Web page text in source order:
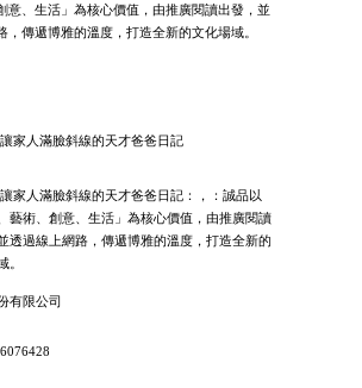
意、生活」為核心價值，由推廣閱讀出發，並
，傳遞博雅的溫度，打造全新的文化場域。
家人滿臉斜線的天才爸爸日記
家人滿臉斜線的天才爸爸日記：，：誠品以
、藝術、創意、生活」為核心價值，由推廣閱讀
透過線上網路，傳遞博雅的溫度，打造全新的
。
有限公司